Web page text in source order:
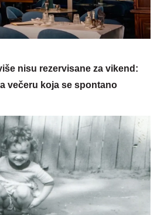
nisu rezervisane za vikend:
večeru koja se spontano